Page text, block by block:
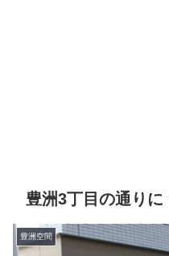
豊洲3丁目の通りに
豊洲空間